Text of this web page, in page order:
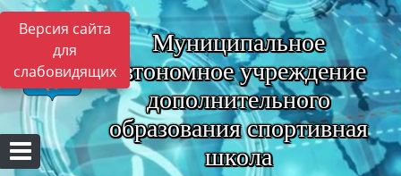
Версия сайта
для
слабовидящих
Муниципальное
автономное учреждение
дополнительного
образования спортивная
школа